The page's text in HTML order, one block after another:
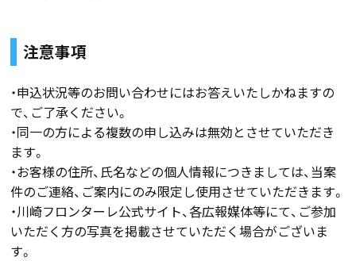
注意事項
・申込状況等のお問い合わせにはお答えいたしかねますの
で、ご了承ください。
・同一の方による複数の申し込みは無効とさせていただき
ます。
・お客様の住所、氏名などの個人情報につきましては、当案
件のご連絡、ご案内にのみ限定し使用させていただきます。
・川崎フロンターレ公式サイト、各広報媒体等にて、ご参加
いただく方の写真を掲載させていただく場合がございま
す。